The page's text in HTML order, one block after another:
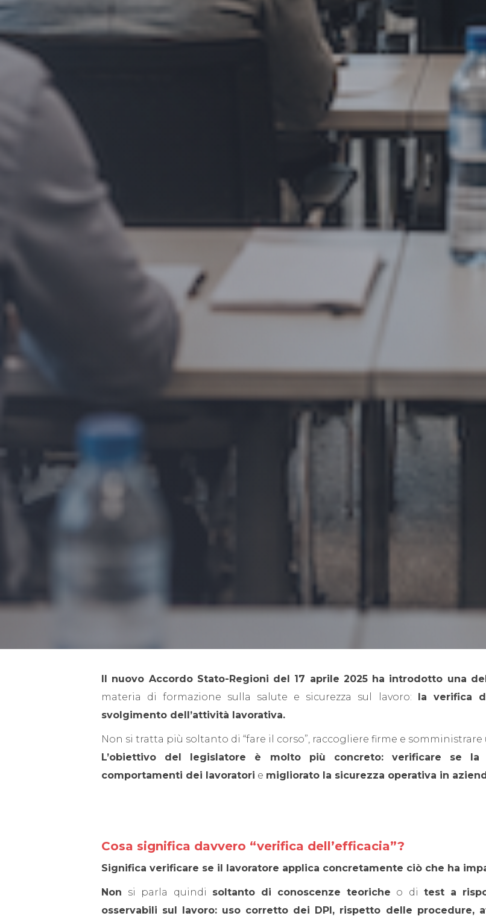
Il nuovo Accordo Stato-Regioni del 17 aprile 2025 ha introdotto una
materia di formazione sulla salute e sicurezza sul lavoro: la verifica
svolgimento dell’attività lavorativa.
Non si tratta più soltanto di “fare il corso”, raccogliere firme e somministrare
L’obiettivo del legislatore è molto più concreto: verificare se
comportamenti dei lavoratori e migliorato la sicurezza operativa in
Cosa significa davvero “verifica dell’efficacia”?
Significa verificare se il lavoratore applica concretamente ciò che ha
Non si parla quindi soltanto di conoscenze teoriche o di test a
osservabili sul lavoro: uso corretto dei DPI, rispetto delle procedure,